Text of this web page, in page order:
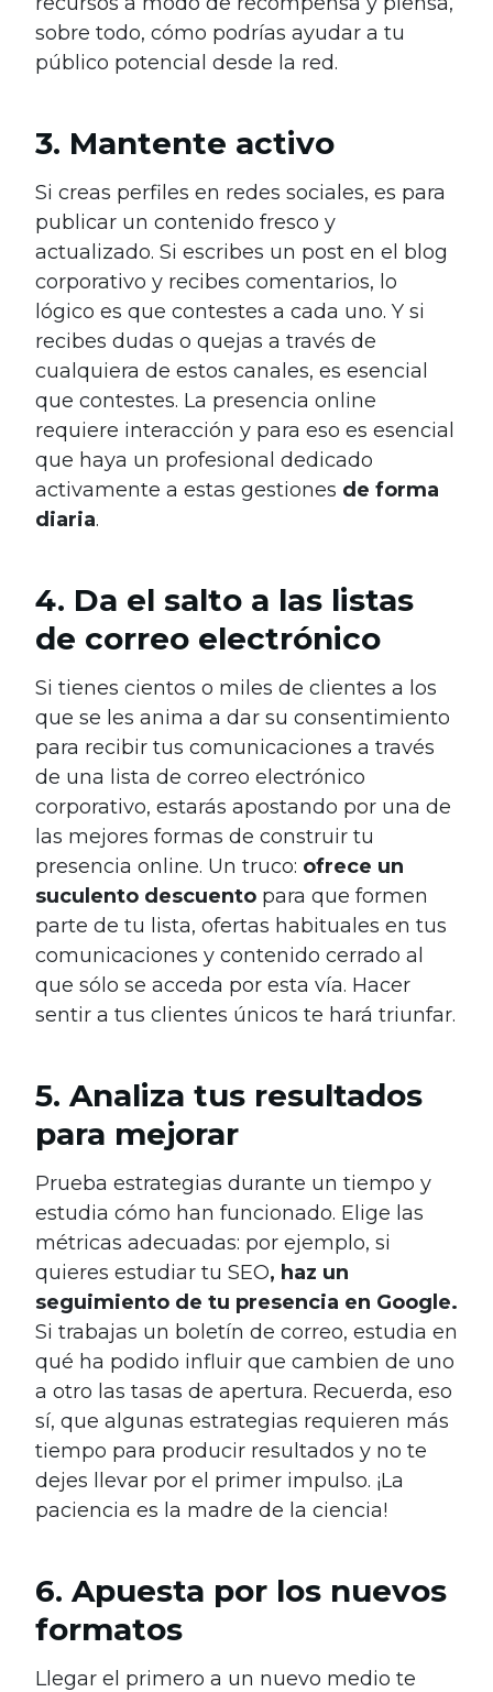
sobre todo, cómo podrías ayudar a tu
público potencial desde la red.
3. Mantente activo
Si creas perfiles en redes sociales, es para
publicar un contenido fresco y
actualizado. Si escribes un post en el blog
corporativo y recibes comentarios, lo
lógico es que contestes a cada uno. Y si
recibes dudas o quejas a través de
cualquiera de estos canales, es esencial
que contestes. La presencia online
requiere interacción y para eso es esencial
que haya un profesional dedicado
activamente a estas gestiones de forma
diaria.
4. Da el salto a las listas
de correo electrónico
Si tienes cientos o miles de clientes a los
que se les anima a dar su consentimiento
para recibir tus comunicaciones a través
de una lista de correo electrónico
corporativo, estarás apostando por una de
las mejores formas de construir tu
presencia online. Un truco: ofrece un
suculento descuento para que formen
parte de tu lista, ofertas habituales en tus
comunicaciones y contenido cerrado al
que sólo se acceda por esta vía. Hacer
sentir a tus clientes únicos te hará triunfar.
5. Analiza tus resultados
para mejorar
Prueba estrategias durante un tiempo y
estudia cómo han funcionado. Elige las
métricas adecuadas: por ejemplo, si
quieres estudiar tu SEO, haz un
seguimiento de tu presencia en Google.
Si trabajas un boletín de correo, estudia en
qué ha podido influir que cambien de uno
a otro las tasas de apertura. Recuerda, eso
sí, que algunas estrategias requieren más
tiempo para producir resultados y no te
dejes llevar por el primer impulso. ¡La
paciencia es la madre de la ciencia!
6. Apuesta por los nuevos
formatos
Llegar el primero a un nuevo medio te